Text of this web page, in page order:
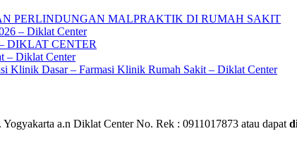
PERLINDUNGAN MALPRAKTIK DI RUMAH SAKIT
– Diklat Center
DIKLAT CENTER
– Diklat Center
Klinik Dasar – Farmasi Klinik Rumah Sakit – Diklat Center
a.n Diklat Center No. Rek : 0911017873 atau dapat